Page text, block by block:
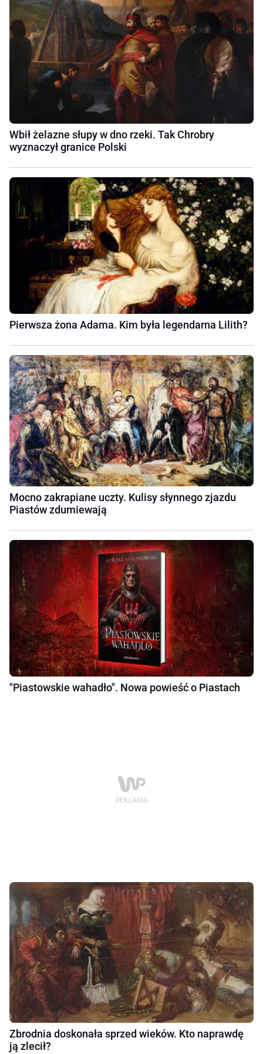
Wbił żelazne słupy w dno rzeki. Tak Chrobry
wyznaczył granice Polski
Pierwsza żona Adama. Kim była legendarna Lilith?
Mocno zakrapiane uczty. Kulisy słynnego zjazdu
Piastów zdumiewają
"Piastowskie wahadło". Nowa powieść o Piastach
Zbrodnia doskonała sprzed wieków. Kto naprawdę
ją zlecił?